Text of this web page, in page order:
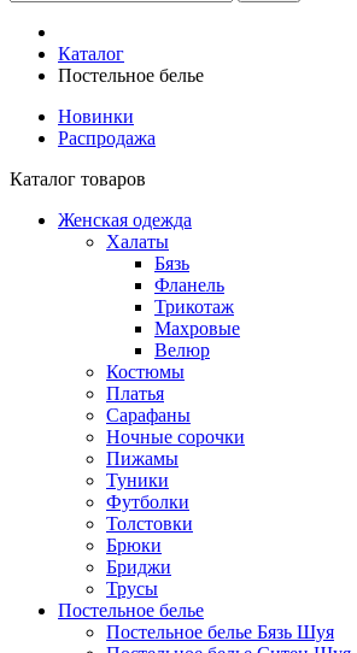
Каталог
Постельное белье
Новинки
Распродажа
Каталог товаров
Женская одежда
Халаты
Бязь
Фланель
Трикотаж
Махровые
Велюр
Костюмы
Платья
Сарафаны
Ночные сорочки
Пижамы
Туники
Футболки
Толстовки
Брюки
Бриджи
Трусы
Постельное белье
Постельное белье Бязь Шуя